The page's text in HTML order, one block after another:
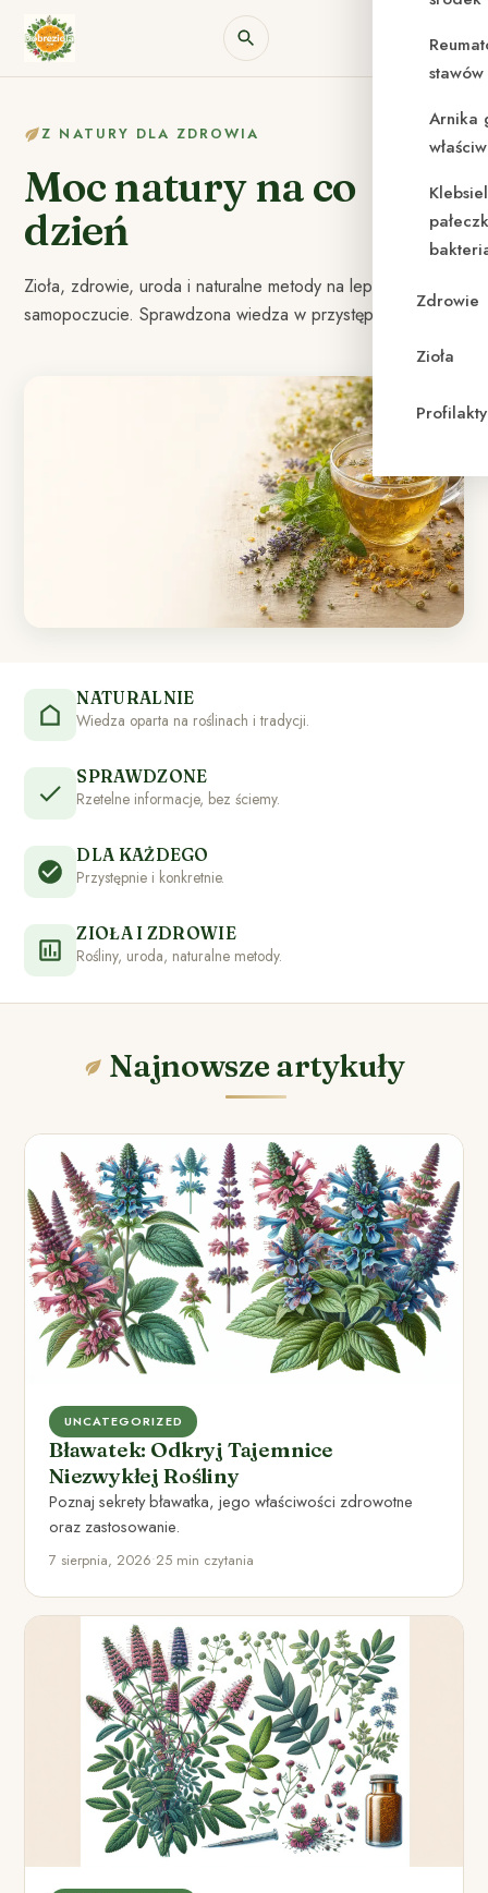
Arnika
Zdrowie
Zioła
Z NATURY DLA ZDROWIA
Moc natury na co
dzień
Zioła, zdrowie, uroda i naturalne metody na lepsze
samopoczucie. Sprawdzona wiedza w przystępnej formie.
NATURALNIE
Wiedza oparta na roślinach i tradycji.
SPRAWDZONE
Rzetelne informacje, bez ściemy.
DLA KAŻDEGO
Przystępnie i konkretnie.
ZIOŁA I ZDROWIE
Rośliny, uroda, naturalne metody.
Najnowsze artykuły
UNCATEGORIZED
Bławatek: Odkryj Tajemnice
Niezwykłej Rośliny
Poznaj sekrety bławatka, jego właściwości zdrowotne
oraz zastosowanie.
7 sierpnia, 2026•25 min czytania